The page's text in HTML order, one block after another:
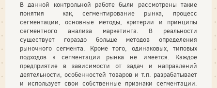
В данной контрольной работе были рассмотрены такие
понятия как, сегментирование рынка, процесс
сегментации, основные методы, критерии и принципы
сегментного анализа маркетинга. В реальности
существует гораздо больше методов определения
рыночного сегмента. Кроме того, одинаковых, типовых
подходов к сегментации рынка не имеется. Каждое
предприятие в зависимости от задач и направлений
деятельности, особенностей товаров и т.п. разрабатывает
и использует свои собственные признаки сегментации.